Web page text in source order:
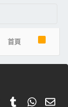
首頁
PinterestTumblr 電